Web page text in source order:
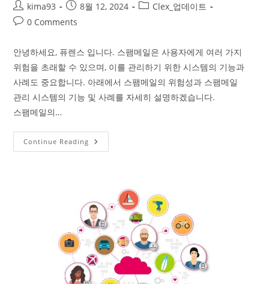
kima93 8월 12, 2024
Clex_업데이트
0 Comments
안녕하세요, 퓨렌스 입니다. 스팸메일은 사용자에게 여러 가지
위험을 초래할 수 있으며, 이를 관리하기 위한 시스템의 기능과
사례도 중요합니다. 아래에서 스팸메일의 위험성과 스팸메일
관리 시스템의 기능 및 사례를 자세히 설명하겠습니다.
스팸메일의…
Continue Reading